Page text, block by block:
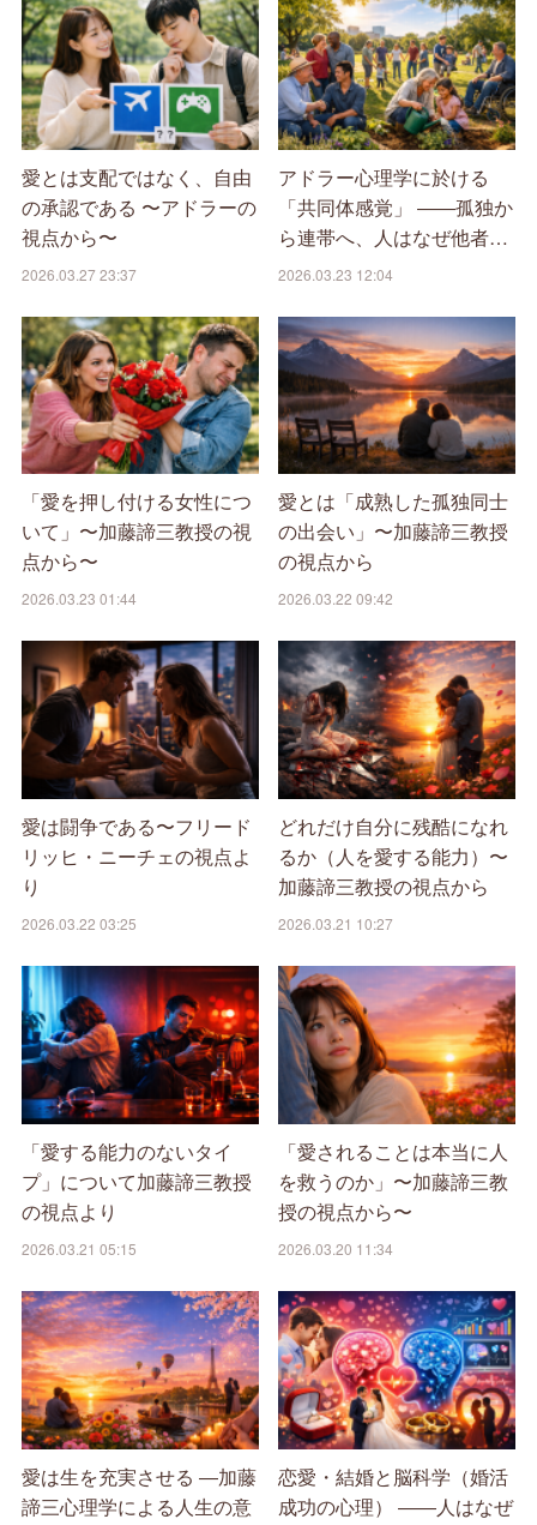
愛とは支配ではなく、自由
の承認である 〜アドラーの
視点から〜
2026.03.27 23:37
アドラー心理学に於ける
「共同体感覚」 ――孤独か
ら連帯へ、人はなぜ他者…
2026.03.23 12:04
「愛を押し付ける女性につ
いて」〜加藤諦三教授の視
点から〜
2026.03.23 01:44
愛とは「成熟した孤独同士
の出会い」〜加藤諦三教授
の視点から
2026.03.22 09:42
愛は闘争である〜フリード
リッヒ・ニーチェの視点よ
り
2026.03.22 03:25
どれだけ自分に残酷になれ
るか（人を愛する能力）〜
加藤諦三教授の視点から
2026.03.21 10:27
「愛する能力のないタイ
プ」について加藤諦三教授
の視点より
2026.03.21 05:15
「愛されることは本当に人
を救うのか」〜加藤諦三教
授の視点から〜
2026.03.20 11:34
愛は生を充実させる ―加藤
諦三心理学による人生の意
恋愛・結婚と脳科学（婚活
成功の心理） ――人はなぜ